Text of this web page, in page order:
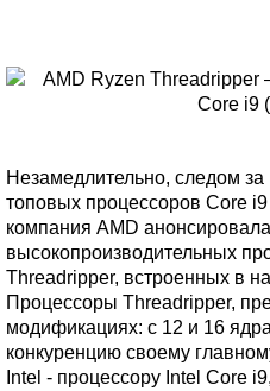
Незамедлительно, следом за
топовых процессоров Core
компания AMD
высокопроизводительных
Threadripper, встроенных в
Процессоры Threadripper,
модификациях: с 12 и 16
конкуренцию своему
Intel - процессору Intel Core